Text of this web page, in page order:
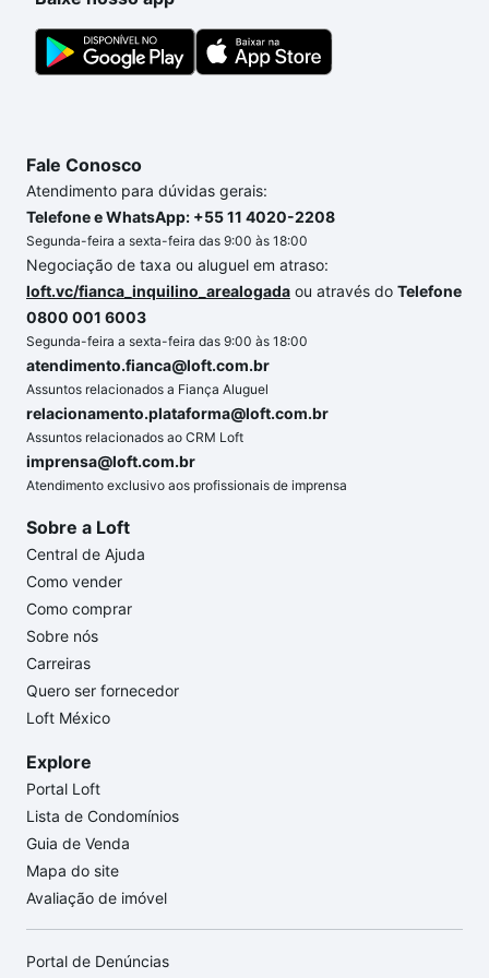
adequar ao seu orçamento. Se ainda tem alguma
dúvida dos custos envolvidos no processo de
compra, veja em nosso portal quanto custa comprar
Fale Conosco
Atendimento para dúvidas gerais:
Telefone e WhatsApp: +55 11 4020-2208
Segunda-feira a sexta-feira das 9:00 às 18:00
Negociação de taxa ou aluguel em atraso:
loft.vc/fianca_inquilino_arealogada ou através do Telefone
0800 001 6003
Segunda-feira a sexta-feira das 9:00 às 18:00
atendimento.fianca@loft.com.br
Assuntos relacionados a Fiança Aluguel
relacionamento.plataforma@loft.com.br
Assuntos relacionados ao CRM Loft
imprensa@loft.com.br
Atendimento exclusivo aos profissionais de imprensa
Sobre a Loft
Central de Ajuda
Como vender
Como comprar
Sobre nós
Carreiras
Quero ser fornecedor
Loft México
Explore
Portal Loft
Lista de Condomínios
Guia de Venda
Mapa do site
Avaliação de imóvel
Portal de Denúncias